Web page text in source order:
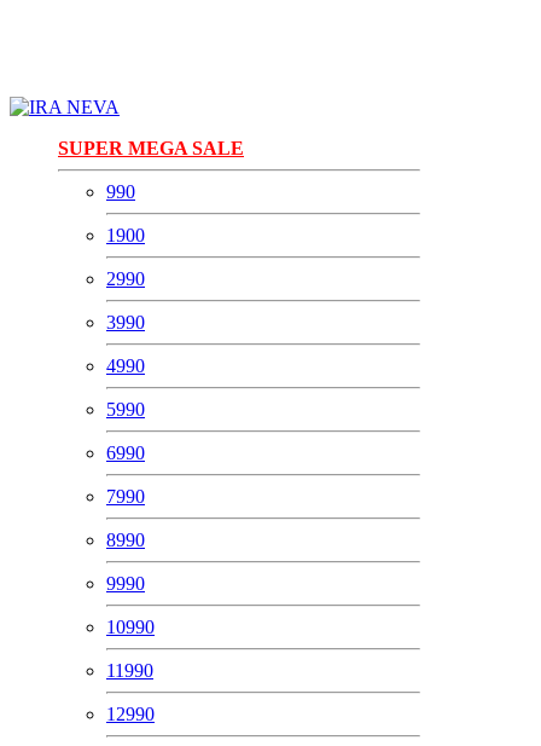
SUPER MEGA SALE
990
1900
2990
3990
4990
5990
6990
7990
8990
9990
10990
11990
12990